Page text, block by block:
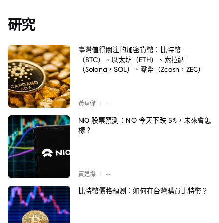
研究
臺灣值得關注的加密貨幣：比特幣
（BTC）、以太坊（ETH）、索拉納
（Solana，SOL）、零幣（Zcash，ZEC）
黃達傑 --
NIO 股票預測：NIO 今天下跌 5%，未來會怎
樣？
黃達傑 --
比特幣價格預測：如何在台灣購買比特幣？